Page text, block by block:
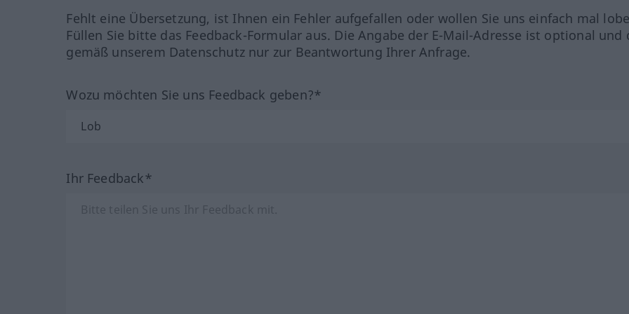
Fehlt eine Übersetzung, ist Ihnen ein Fehler aufgefallen oder wollen Sie uns einfach mal
Füllen Sie bitte das Feedback-Formular aus. Die Angabe der E-Mail-Adresse ist optional und
gemäß unserem Datenschutz nur zur Beantwortung Ihrer Anfrage.
Wozu möchten Sie uns Feedback geben?*
Ihr Feedback*